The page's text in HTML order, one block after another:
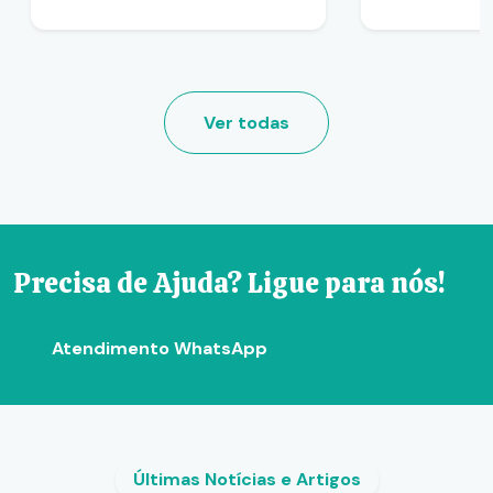
Ver todas
Precisa de Ajuda? Ligue para nós!
Atendimento WhatsApp
Últimas Notícias e Artigos